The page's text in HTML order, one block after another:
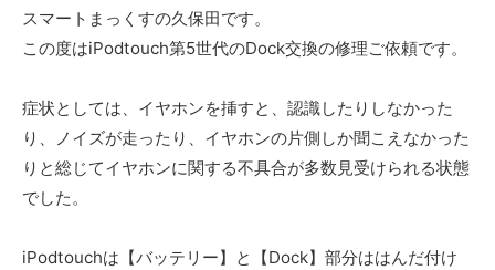
スマートまっくすの久保田です。
この度はiPodtouch第5世代のDock交換の修理ご依頼です。
症状としては、イヤホンを挿すと、認識したりしなかった
り、ノイズが走ったり、イヤホンの片側しか聞こえなかった
りと総じてイヤホンに関する不具合が多数見受けられる状態
でした。
iPodtouchは【バッテリー】と【Dock】部分ははんだ付け